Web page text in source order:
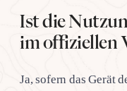
Ist die
im offiziellen
Ja, sofern das Gerät